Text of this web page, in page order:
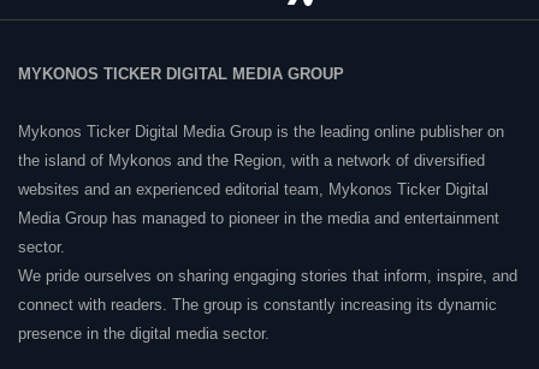
MYKONOS TICKER DIGITAL MEDIA GROUP
Mykonos Ticker Digital Media Group is the leading online publisher on
the island of Mykonos and the Region, with a network of diversified
websites and an experienced editorial team, Mykonos Ticker Digital
Media Group has managed to pioneer in the media and entertainment
sector.
We pride ourselves on sharing engaging stories that inform, inspire, and
connect with readers. The group is constantly increasing its dynamic
presence in the digital media sector.